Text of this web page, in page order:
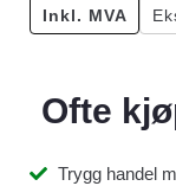
Inkl. MVA
Ofte
Trygg handel